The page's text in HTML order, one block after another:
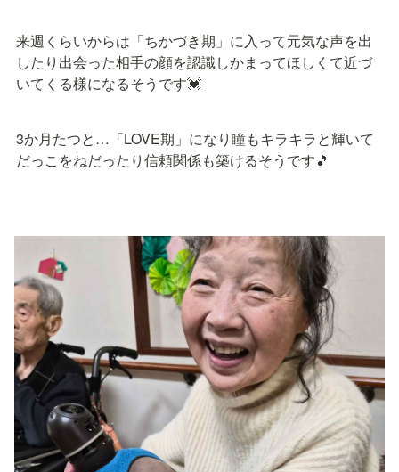
来週くらいからは「ちかづき期」に入って元気な声を出
したり出会った相手の顔を認識しかまってほしくて近づ
いてくる様になるそうです💓
3か月たつと…「LOVE期」になり瞳もキラキラと輝いて
だっこをねだったり信頼関係も築けるそうです🎵